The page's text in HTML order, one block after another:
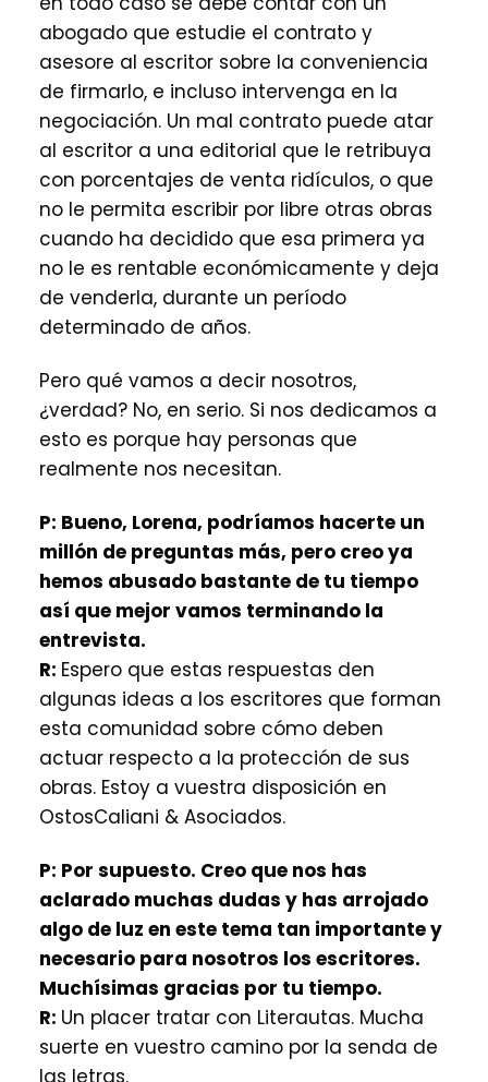
abogado que estudie el contrato y
asesore al escritor sobre la conveniencia
de firmarlo, e incluso intervenga en la
negociación. Un mal contrato puede atar
al escritor a una editorial que le retribuya
con porcentajes de venta ridículos, o que
no le permita escribir por libre otras obras
cuando ha decidido que esa primera ya
no le es rentable económicamente y deja
de venderla, durante un período
determinado de años.
Pero qué vamos a decir nosotros,
¿verdad? No, en serio. Si nos dedicamos a
esto es porque hay personas que
realmente nos necesitan.
P: Bueno, Lorena, podríamos hacerte un
millón de preguntas más, pero creo ya
hemos abusado bastante de tu tiempo
así que mejor vamos terminando la
entrevista.
R: Espero que estas respuestas den
algunas ideas a los escritores que forman
esta comunidad sobre cómo deben
actuar respecto a la protección de sus
obras. Estoy a vuestra disposición en
OstosCaliani & Asociados.
P: Por supuesto. Creo que nos has
aclarado muchas dudas y has arrojado
algo de luz en este tema tan importante y
necesario para nosotros los escritores.
Muchísimas gracias por tu tiempo.
R: Un placer tratar con Literautas. Mucha
suerte en vuestro camino por la senda de